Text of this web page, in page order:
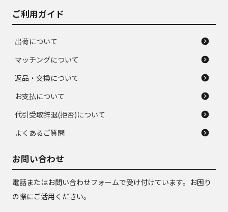
ご利用ガイド
出荷について
マッチングについて
返品・交換について
お支払について
代引受取辞退(拒否)について
よくあるご質問
お問い合わせ
電話またはお問い合わせフォームで受け付けています。お困り
の際にご活用ください。